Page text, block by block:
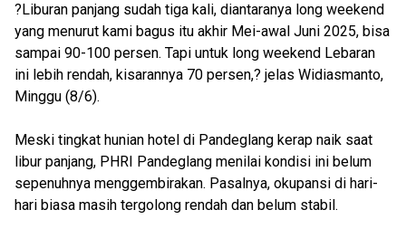
?Liburan panjang sudah tiga kali, diantaranya long weekend
yang menurut kami bagus itu akhir Mei-awal Juni 2025, bisa
sampai 90-100 persen. Tapi untuk long weekend Lebaran
ini lebih rendah, kisarannya 70 persen,? jelas Widiasmanto,
Minggu (8/6).
Meski tingkat hunian hotel di Pandeglang kerap naik saat
libur panjang, PHRI Pandeglang menilai kondisi ini belum
sepenuhnya menggembirakan. Pasalnya, okupansi di hari-
hari biasa masih tergolong rendah dan belum stabil.